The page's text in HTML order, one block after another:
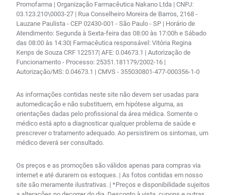
Promofarma | Organização Farmacêutica Nakano Ltda | CNPJ:
03.123.210\0003-27 | Rua Conselheiro Moreira de Barros, 2168 -
Lauzane Paulista - CEP 02430-001 - São Paulo - SP | Horário de
Atendimento: Segunda à Sexta-feira das 08:00 às 17:00h e Sábado
das 08:00 às 14:30| Farmacêutica responsável: Vitória Regina
Kenps de Souza CRF 122517| AFE: 0.04673.1 | Autorização de
Funcionamento - Processo: 25351.181179/2002-16 |
Autorização/MS: 0.04673.1 | CMVS - 355030801-477-000356-1-0
As informações contidas neste site não devem ser usadas para
automedicação e não substituem, em hipótese alguma, as
orientações dadas pelo profissional da área médica. Somente o
médico está apto a diagnosticar qualquer problema de saúde e
prescrever o tratamento adequado. Ao persistirem os sintomas, um
médico deverá ser consultado.
Os preços e as promoções são válidos apenas para compras via
internet e até durarem os estoques. | As fotos contidas em nosso
site são meramente ilustrativas. | *Preços e disponibilidade sujeitos